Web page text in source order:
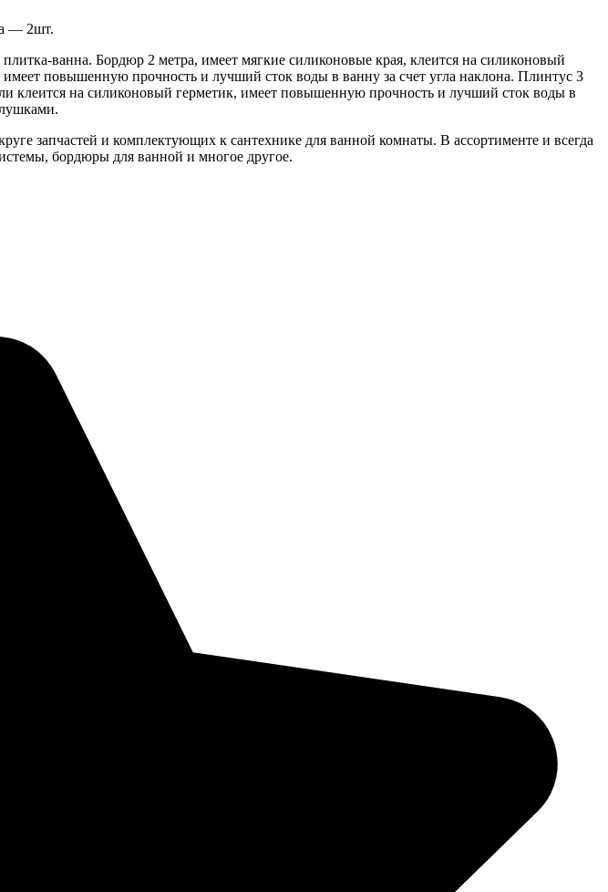
— 2шт.
ванна. Бордюр 2 метра, имеет мягкие силиконовые края, клеится на силиконовый
повышенную прочность и лучший сток воды в ванну за счет угла наклона. Плинтус 3
клеится на силиконовый герметик, имеет повышенную прочность и лучший сток воды в
запчастей и комплектующих к сантехнике для ванной комнаты. В ассортименте и всегда
бордюры для ванной и многое другое.